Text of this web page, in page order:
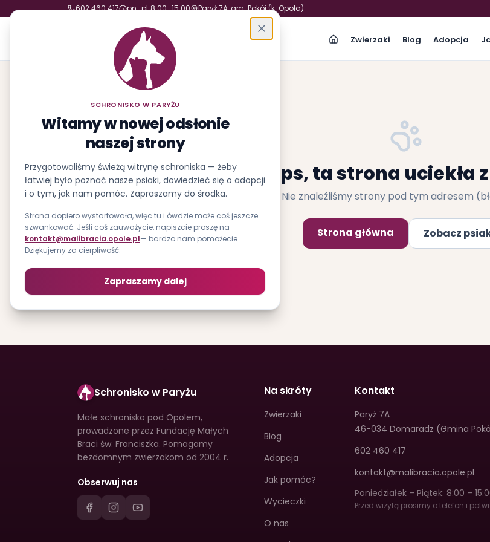
SCHRONISKO W PARYŻU
Witamy w nowej odsłonie
naszej strony
Przygotowaliśmy świeżą witrynę schroniska — żeby
łatwiej było poznać nasze psiaki, dowiedzieć się o adopcji
i o tym, jak nam pomóc. Zapraszamy do środka.
Strona dopiero wystartowała, więc tu i ówdzie może coś jeszcze
szwankować. Jeśli coś zauważycie, napiszcie proszę na
kontakt@malibracia.opole.pl— bardzo nam pomożecie.
Dziękujemy za cierpliwość.
Zapraszamy dalej
602 460 417 pn–pt 8:00–15:00 Paryż 7A, gm. Pokój (k. Opola)
Schronisko w Paryżu
Fundacja Małych Braci św. Franciszka
Zwierzaki Blog Adopcja
Ups, ta strona uciekła
Nie znaleźliśmy strony pod tym adresem
Strona główna Zobacz
Schronisko w Paryżu
Małe schronisko pod Opolem,
prowadzone przez Fundację Małych
Braci św. Franciszka. Pomagamy
bezdomnym zwierzakom od 2004 r.
Obserwuj nas
Na skróty
Zwierzaki
Blog
Adopcja
Jak pomóc?
Wycieczki
O nas
Kontakt
Paryż 7A
46-034 Domaradz (Gmina
602 460 417
kontakt@malibracia.opole.pl
Poniedziałek – Piątek: 8:00 –
Przed wizytą prosimy o telefon i